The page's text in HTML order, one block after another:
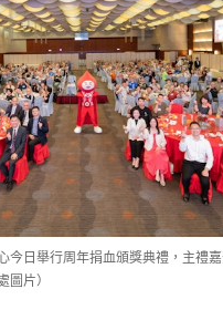
今日舉行周年捐血頒獎典禮，主禮
圖片）